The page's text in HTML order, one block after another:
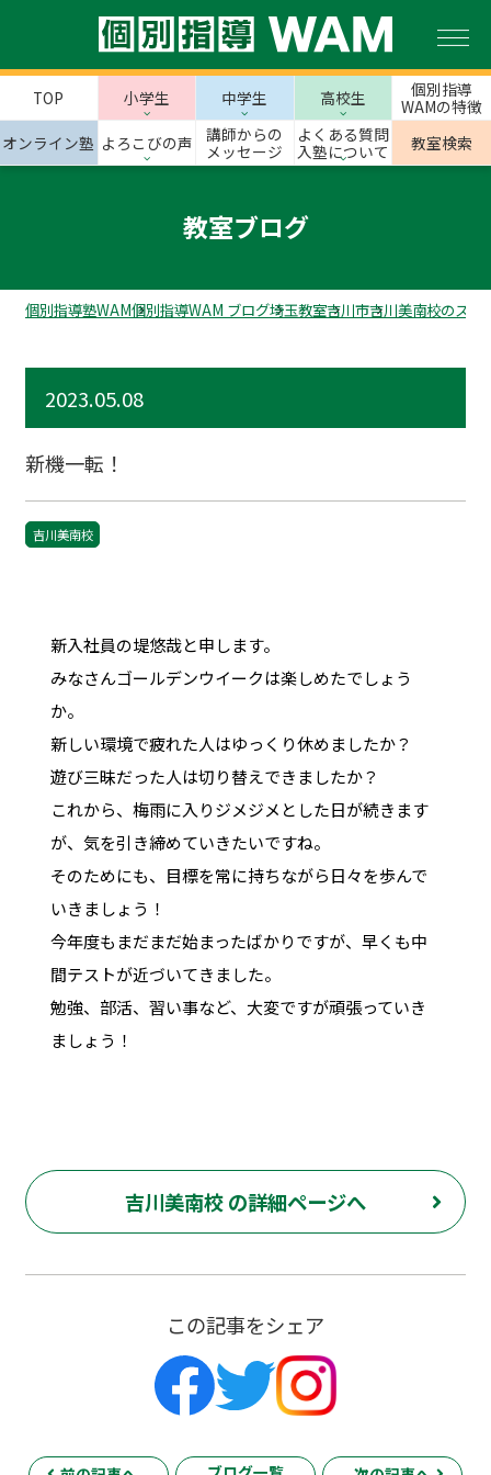
TOP 小学生 中学生 高校生
個別指導
WAMの特徴
オンライン塾 よろこびの声
講師からの
メッセージ
よくある質問
入塾について
教室検索
教室ブログ
個別指導塾WAM個別指導WAM ブログ埼玉教室吉川市吉川美南校のスタ
2023.05.08
新機一転！
吉川美南校
新入社員の堤悠哉と申します。
みなさんゴールデンウイークは楽しめたでしょう
か。
新しい環境で疲れた人はゆっくり休めましたか？
遊び三昧だった人は切り替えできましたか？
これから、梅雨に入りジメジメとした日が続きます
が、気を引き締めていきたいですね。
そのためにも、目標を常に持ちながら日々を歩んで
いきましょう！
今年度もまだまだ始まったばかりですが、早くも中
間テストが近づいてきました。
勉強、部活、習い事など、大変ですが頑張っていき
ましょう！
吉川美南校 の詳細ページへ
この記事をシェア